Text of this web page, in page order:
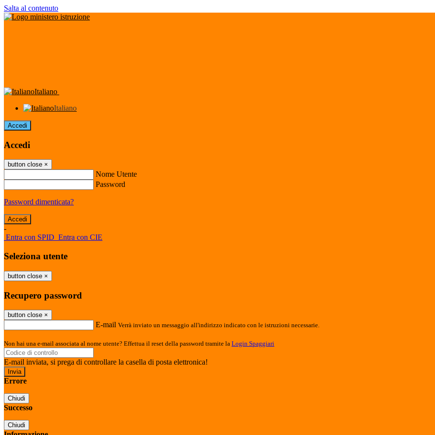
Salta al contenuto
Italiano
Italiano
Accedi
Accedi
button close ×
Nome Utente
Password
Password dimenticata?
-
Entra con SPID Entra con CIE
Seleziona utente
button close ×
Recupero password
button close ×
E-mail Verrà inviato un messaggio all'indirizzo indicato con le istruzioni necessarie.
Non hai una e-mail associata al nome utente? Effettua il reset della password tramite la Login Spaggiari
E-mail inviata, si prega di controllare la casella di posta elettronica!
Errore
Chiudi
Successo
Chiudi